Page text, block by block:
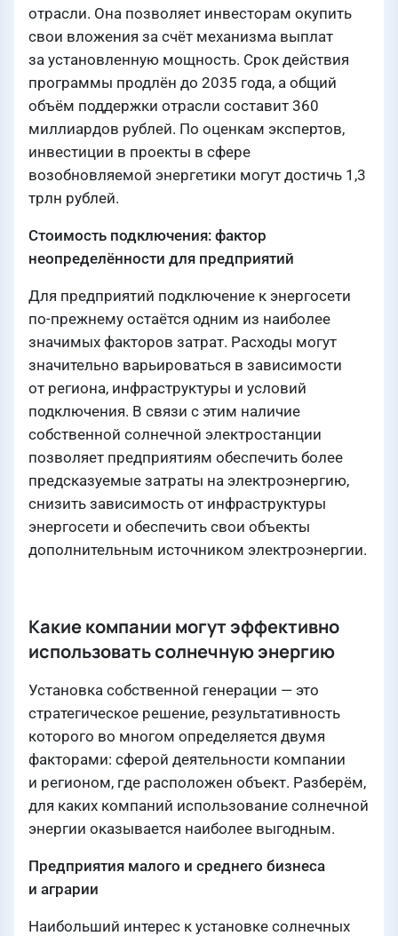
отрасли. Она позволяет инвесторам окупить
свои вложения за счёт механизма выплат
за установленную мощность. Срок действия
программы продлён до 2035 года, а общий
объём поддержки отрасли составит 360
миллиардов рублей. По оценкам экспертов,
инвестиции в проекты в сфере
возобновляемой энергетики могут достичь 1,3
трлн рублей.
Стоимость подключения: фактор
неопределённости для предприятий
Для предприятий подключение к энергосети
по-прежнему остаётся одним из наиболее
значимых факторов затрат. Расходы могут
значительно варьироваться в зависимости
от региона, инфраструктуры и условий
подключения. В связи с этим наличие
собственной солнечной электростанции
позволяет предприятиям обеспечить более
предсказуемые затраты на электроэнергию,
снизить зависимость от инфраструктуры
энергосети и обеспечить свои объекты
дополнительным источником электроэнергии.
Какие компании могут эффективно
использовать солнечную энергию
Установка собственной генерации — это
стратегическое решение, результативность
которого во многом определяется двумя
факторами: сферой деятельности компании
и регионом, где расположен объект. Разберём,
для каких компаний использование солнечной
энергии оказывается наиболее выгодным.
Предприятия малого и среднего бизнеса
и аграрии
Наибольший интерес к установке солнечных